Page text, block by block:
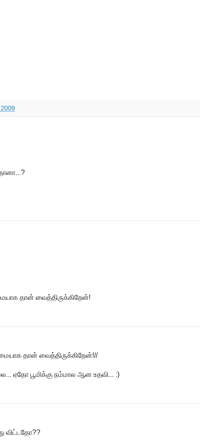
தான் வைத்திருக்கிறேன்!
தான் வைத்திருக்கிறேன்!//
ஏதோ பூமிக்கு நம்மால ஆன உதவி... :)
விட்டதோ??